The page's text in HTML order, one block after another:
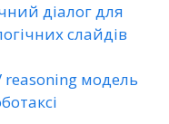
діалог для
слайдів
reasoning модель